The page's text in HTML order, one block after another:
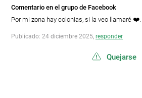
Comentario en el grupo de Facebook
Por mi zona hay colonias, si la veo llamaré ❤️.
Publicado: 24 diciembre 2025, responder
Quejarse